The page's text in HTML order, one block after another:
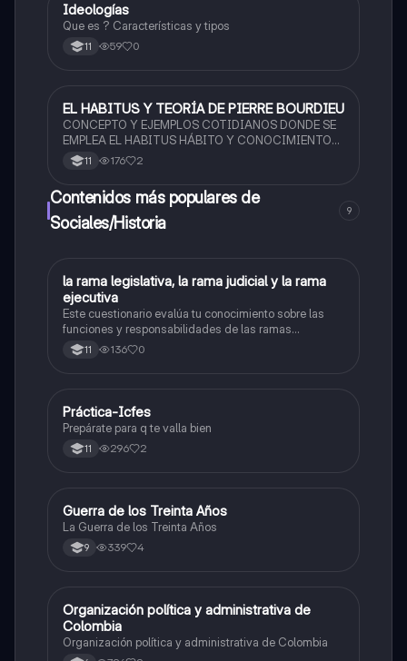
Sociales/Historia
Ideologías
Que es ? Características y tipos
11 59 0
Sociales/Historia
EL HABITUS Y TEORÍA DE PIERRE BOURDIEU
CONCEPTO Y EJEMPLOS COTIDIANOS DONDE SE
EMPLEA EL HABITUS HÁBITO Y CONOCIMIENTO
DISPOSITIVOS DE PODER TEORÍA PIERRE
BOURDIEU
11 176 2
Contenidos más populares de
Sociales/Historia
9
LSociales/Historia
la rama legislativa, la rama judicial y la rama
ejecutiva
Este cuestionario evalúa tu conocimiento sobre las
funciones y responsabilidades de las ramas
legislativa, judicial y ejecutiva.
11 136 0
Sociales/Historia
Práctica-Icfes
Prepárate para q te valla bien
11 296 2
Sociales/Historia
Guerra de los Treinta Años
La Guerra de los Treinta Años
9 339 4
Sociales/Historia
Organización política y administrativa de
Colombia
Organización política y administrativa de Colombia